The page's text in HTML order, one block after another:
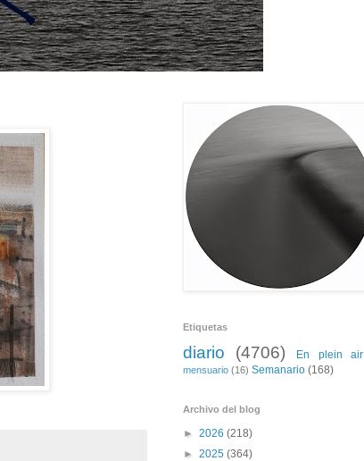
Etiquetas
diario (4706) En plein air
mensuario (16) Semanario (168)
Archivo del blog
► 2026 (218)
► 2025 (364)